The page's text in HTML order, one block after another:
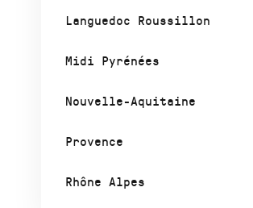
Languedoc Roussillon
Midi Pyrénées
Nouvelle-Aquitaine
Provence
Rhône Alpes